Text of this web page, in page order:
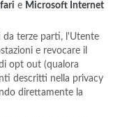
e Microsoft Internet
da terze parti, l'Utente
e revocare il
opt out (qualora
descritti nella privacy
direttamente la